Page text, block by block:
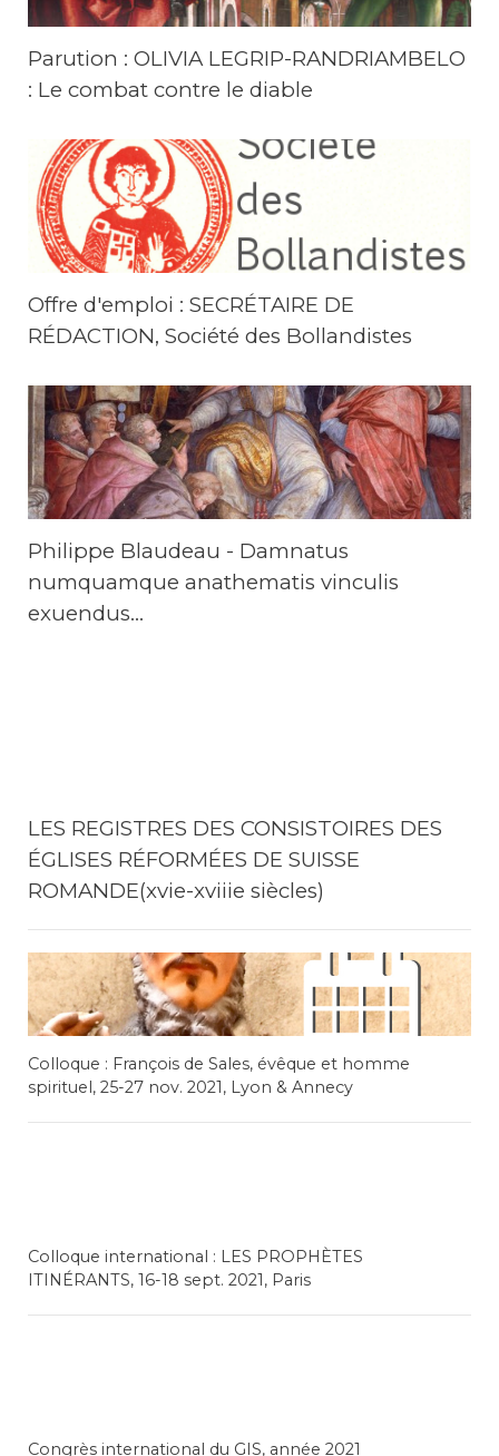
Parution : OLIVIA LEGRIP-RANDRIAMBELO
: Le combat contre le diable
Offre d'emploi : SECRÉTAIRE DE
RÉDACTION, Société des Bollandistes
Philippe Blaudeau - Damnatus
numquamque anathematis vinculis
exuendus...
LES REGISTRES DES CONSISTOIRES DES
ÉGLISES RÉFORMÉES DE SUISSE
ROMANDE(xvie-xviiie siècles)
Colloque : François de Sales, évêque et homme
spirituel, 25-27 nov. 2021, Lyon & Annecy
Colloque international : LES PROPHÈTES
ITINÉRANTS, 16-18 sept. 2021, Paris
Congrès international du GIS, année 2021